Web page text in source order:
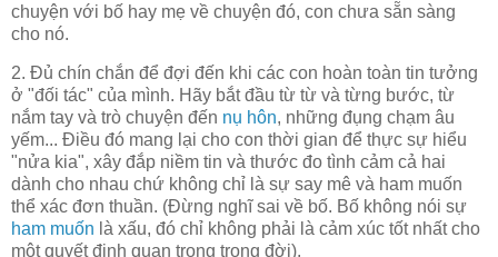
chuyện với bố hay mẹ về chuyện đó, con chưa sẵn sàng
cho nó.
2. Đủ chín chắn để đợi đến khi các con hoàn toàn tin tưởng
ở "đối tác" của mình. Hãy bắt đầu từ từ và từng bước, từ
nắm tay và trò chuyện đến nụ hôn, những đụng chạm âu
yếm... Điều đó mang lại cho con thời gian để thực sự hiểu
"nửa kia", xây đắp niềm tin và thước đo tình cảm cả hai
dành cho nhau chứ không chỉ là sự say mê và ham muốn
thể xác đơn thuần. (Đừng nghĩ sai về bố. Bố không nói sự
ham muốn là xấu, đó chỉ không phải là cảm xúc tốt nhất cho
một quyết định quan trọng trong đời).